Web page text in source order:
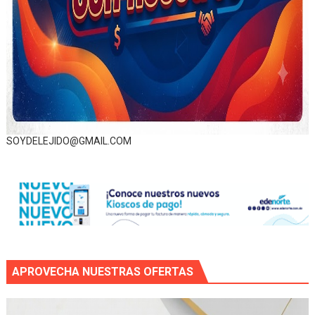
SOYDELEJIDO@GMAIL.COM
APROVECHA NUESTRAS OFERTAS